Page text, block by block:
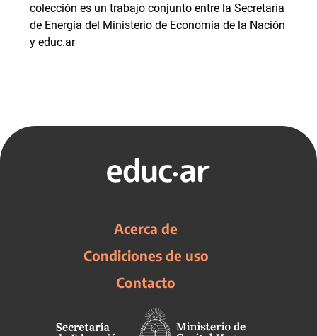
colección es un trabajo conjunto entre la Secretaría
de Energía del Ministerio de Economía de la Nación
y educ.ar
Acerca de
Condiciones de uso
Contacto